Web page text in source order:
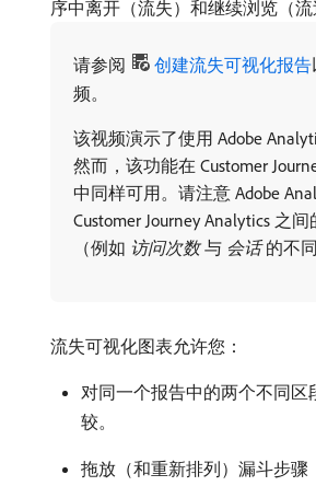
序中离开（流失）和继续浏览（流
请参阅 创建流失可视化报告
频。
该视频演示了使用 Adobe
然而，该功能在 Customer
中同样可用。请注意 Adobe
Customer Journey Analytics 之
（例如​ 访问次数​与​ 会话的不同
流失可视化图表允许您：
对同一个报告中的两个不同区
较。
拖放（和重新排列）漏斗步骤